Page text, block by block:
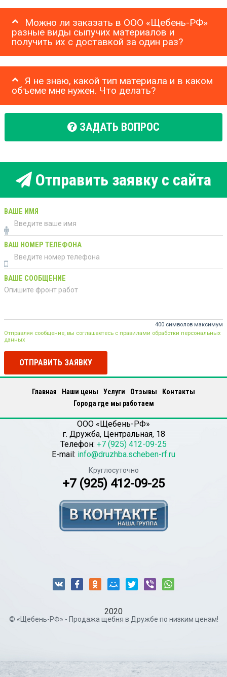
Можно ли заказать в ООО «Щебень-РФ»
разные виды сыпучих материалов и
получить их с доставкой за один раз?
Я не знаю, какой тип материала и в каком
объеме мне нужен. Что делать?
ЗАДАТЬ ВОПРОС
Отправить заявку с сайта
ВАШЕ ИМЯ
ВАШ НОМЕР ТЕЛЕФОНА
ВАШЕ СООБЩЕНИЕ
400 символов максимум
Отправляя сообщение, вы соглашаетесь с правилами обработки персональных
данных
ОТПРАВИТЬ ЗАЯВКУ
Главная Наши цены Услуги Отзывы
Контакты
Города где мы работаем
ООО «Щебень-РФ»
г. Дружба, Центральная, 18
Телефон: +7 (925) 412-09-25
E-mail: info@druzhba.scheben-rf.ru
Круглосуточно
+7 (925) 412-09-25
2020
© «Щебень-РФ» - Продажа щебня в Дружбе по низким ценам!